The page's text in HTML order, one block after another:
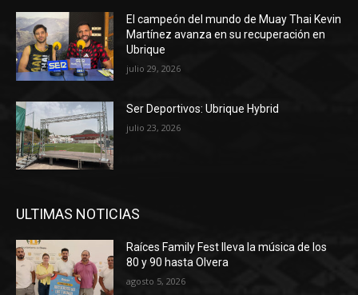
El campeón del mundo de Muay Thai Kevin
Martínez avanza en su recuperación en
Ubrique
julio 29, 2026
Ser Deportivos: Ubrique Hybrid
julio 23, 2026
ULTIMAS NOTICIAS
Raíces Family Fest lleva la música de los
80 y 90 hasta Olvera
agosto 5, 2026